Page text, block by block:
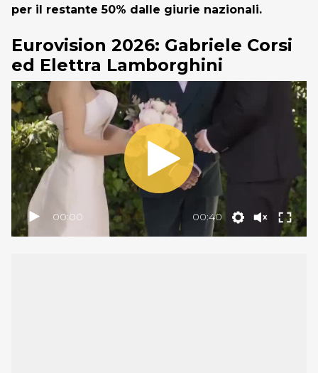
per il restante 50% dalle giurie nazionali.
Eurovision 2026: Gabriele Corsi
ed Elettra Lamborghini
00:00 00:40